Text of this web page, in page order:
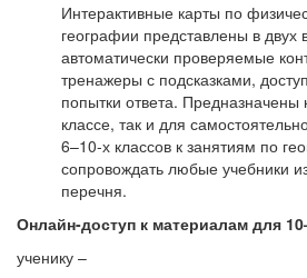
Интерактивные карты по
географии представлены в двух
автоматически проверяемые
тренажеры с подсказками,
попытки ответа. Предназначены
классе, так и для
6–10-х классов к занятиям по
сопровождать любые учебники
перечня.
Онлайн-доступ к материалам для
ученику –